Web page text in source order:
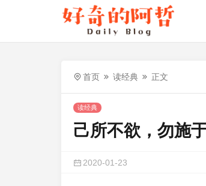
首页 读经典 正文
读经典
己所不欲，勿施
2020-01-23